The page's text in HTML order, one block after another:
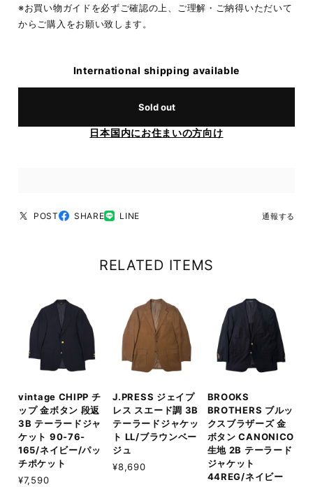
※お買い物ガイドを必ずご確認の上、ご理解・ご納得いただいて
からご購入をお願い致します。
International shipping available
Sold out
日本国内にお住まいの方向け
POST SHARE LINE 通報する
RELATED ITEMS
vintage CHIPP チ
ップ 金ボタン 段返
3B テーラードジャ
ケット 90-76-
165/ネイビー/パッ
チポケット
¥7,590
J.PRESS ジェイプ
レス スエード調 3B
テーラードジャケッ
ト LL/ブラウンベー
ジュ
¥8,690
BROOKS
BROTHERS ブルッ
クスブラザーズ 金
ボタン CANONICO
生地 2B テーラード
ジャケット
44REG/ネイビー